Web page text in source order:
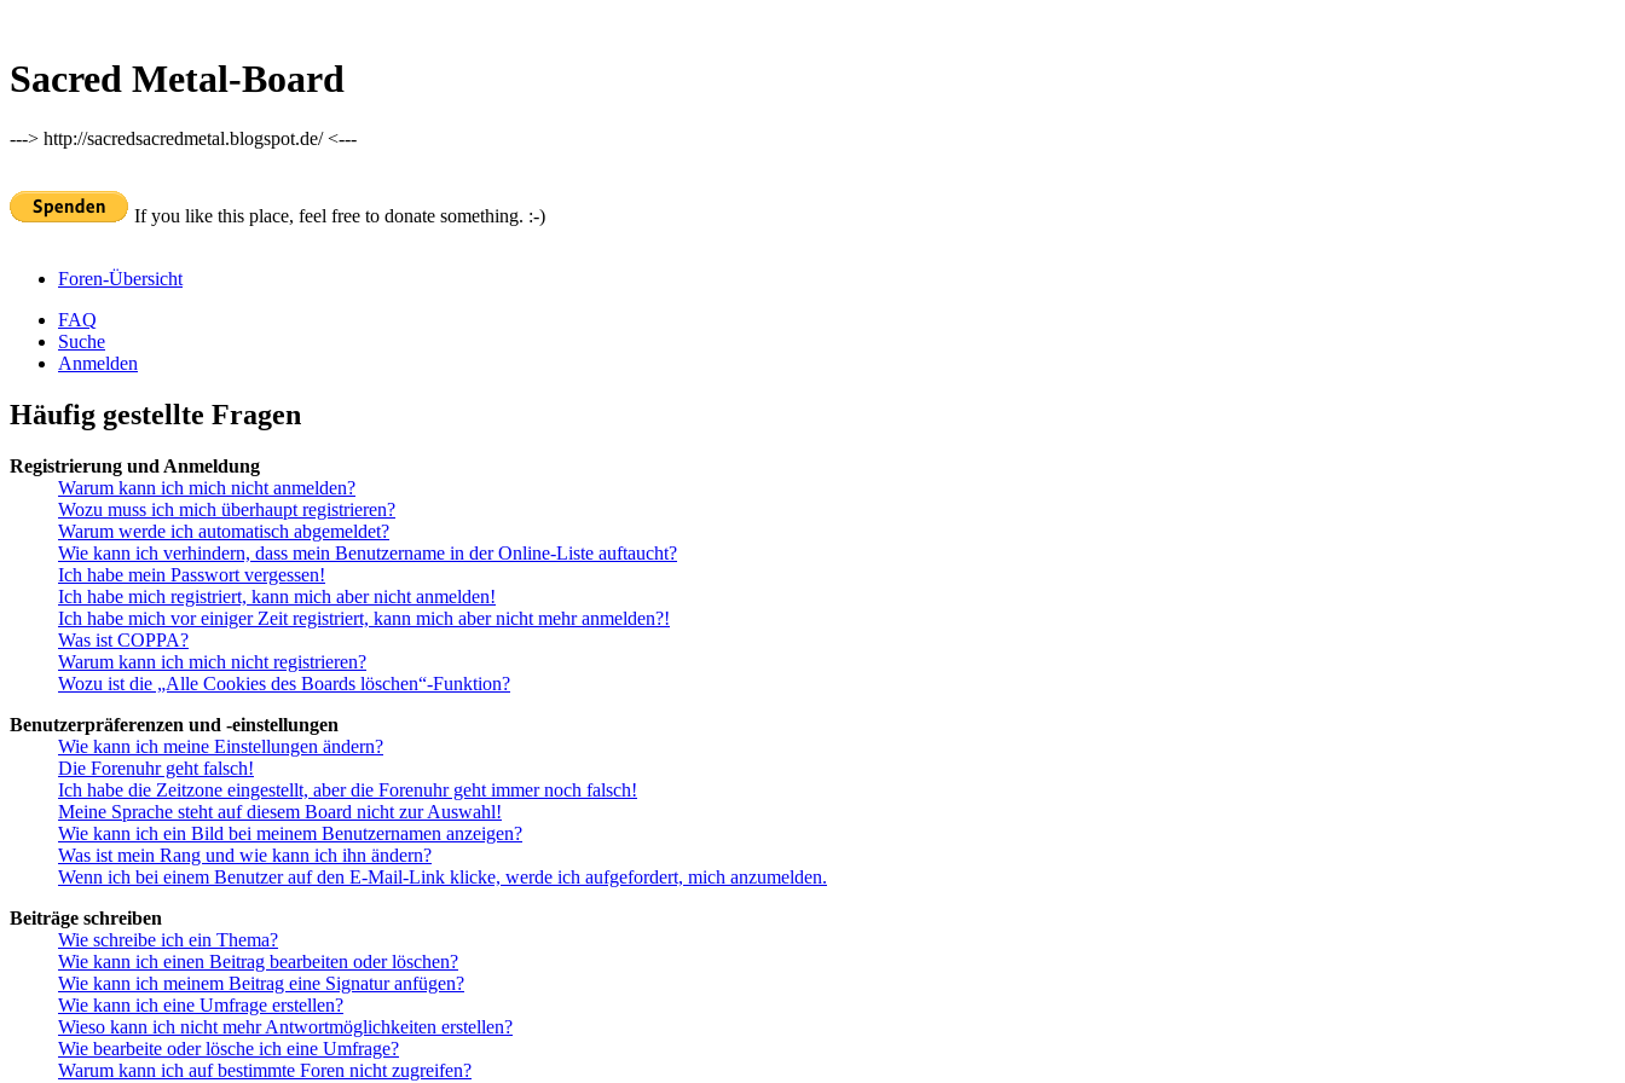
Sacred Metal-Board
---> http://sacredsacredmetal.blogspot.de/ <---
If you like this place, feel free to donate something. :-)
Foren-Übersicht
FAQ
Suche
Anmelden
Häufig gestellte Fragen
Registrierung und Anmeldung
Warum kann ich mich nicht anmelden?
Wozu muss ich mich überhaupt registrieren?
Warum werde ich automatisch abgemeldet?
Wie kann ich verhindern, dass mein Benutzername in der Online-Liste auftaucht?
Ich habe mein Passwort vergessen!
Ich habe mich registriert, kann mich aber nicht anmelden!
Ich habe mich vor einiger Zeit registriert, kann mich aber nicht mehr anmelden?!
Was ist COPPA?
Warum kann ich mich nicht registrieren?
Wozu ist die „Alle Cookies des Boards löschen“-Funktion?
Benutzerpräferenzen und -einstellungen
Wie kann ich meine Einstellungen ändern?
Die Forenuhr geht falsch!
Ich habe die Zeitzone eingestellt, aber die Forenuhr geht immer noch falsch!
Meine Sprache steht auf diesem Board nicht zur Auswahl!
Wie kann ich ein Bild bei meinem Benutzernamen anzeigen?
Was ist mein Rang und wie kann ich ihn ändern?
Wenn ich bei einem Benutzer auf den E-Mail-Link klicke, werde ich aufgefordert, mich anzumelden.
Beiträge schreiben
Wie schreibe ich ein Thema?
Wie kann ich einen Beitrag bearbeiten oder löschen?
Wie kann ich meinem Beitrag eine Signatur anfügen?
Wie kann ich eine Umfrage erstellen?
Wieso kann ich nicht mehr Antwortmöglichkeiten erstellen?
Wie bearbeite oder lösche ich eine Umfrage?
Warum kann ich auf bestimmte Foren nicht zugreifen?